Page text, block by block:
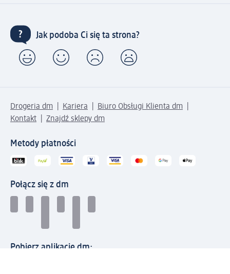
Jak podoba Ci się ta strona?
Drogeria dm Kariera
Biuro Obsługi Klienta dm
Kontakt
Znajdź sklepy dm
Metody płatności
Połącz się z dm
Pobierz aplikację dm: